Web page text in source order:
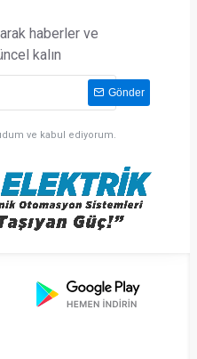
haberler ve
kalın
Gönder
ve kabul ediyorum.